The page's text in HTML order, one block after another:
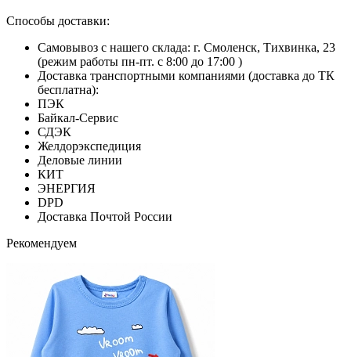
Способы доставки:
Самовывоз с нашего склада: г. Смоленск, Тихвинка, 23
(режим работы пн-пт. с 8:00 до 17:00 )
Доставка транспортными компаниями (доставка до ТК
бесплатна):
ПЭК
Байкал-Сервис
СДЭК
Желдорэкспедиция
Деловые линии
КИТ
ЭНЕРГИЯ
DPD
Доставка Почтой России
Рекомендуем